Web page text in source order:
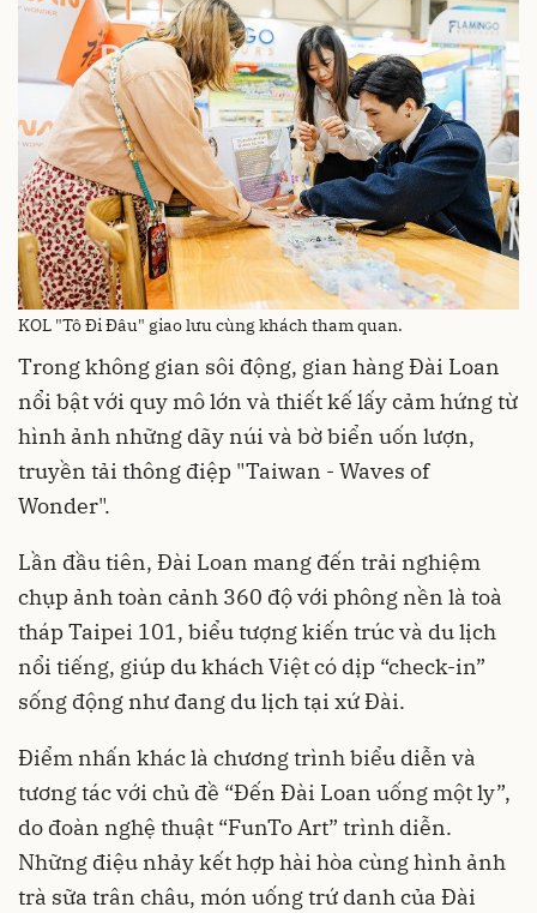
KOL "Tô Đi Đâu" giao lưu cùng khách tham quan.
Trong không gian sôi động, gian hàng Đài Loan
nổi bật với quy mô lớn và thiết kế lấy cảm hứng từ
hình ảnh những dãy núi và bờ biển uốn lượn,
truyền tải thông điệp "Taiwan - Waves of
Wonder".
Lần đầu tiên, Đài Loan mang đến trải nghiệm
chụp ảnh toàn cảnh 360 độ với phông nền là toà
tháp Taipei 101, biểu tượng kiến trúc và du lịch
nổi tiếng, giúp du khách Việt có dịp “check-in”
sống động như đang du lịch tại xứ Đài.
Điểm nhấn khác là chương trình biểu diễn và
tương tác với chủ đề “Đến Đài Loan uống một ly”,
do đoàn nghệ thuật “FunTo Art” trình diễn.
Những điệu nhảy kết hợp hài hòa cùng hình ảnh
trà sữa trân châu, món uống trứ danh của Đài